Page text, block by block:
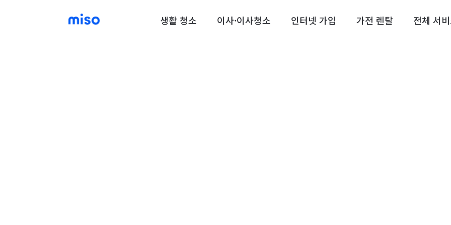
생활 청소 이사·이사청소 인터넷 가입 가전 렌탈 전체 서